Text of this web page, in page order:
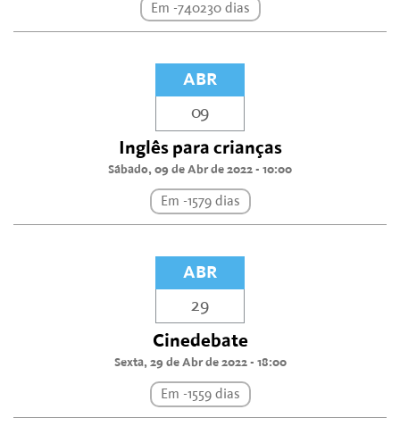
Em -740230 dias
ABR
09
Inglês para crianças
Sábado, 09 de Abr de 2022 - 10:00
Em -1579 dias
ABR
29
Cinedebate
Sexta, 29 de Abr de 2022 - 18:00
Em -1559 dias